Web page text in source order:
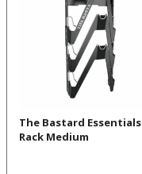
The Bastard Essentials
Rack Medium